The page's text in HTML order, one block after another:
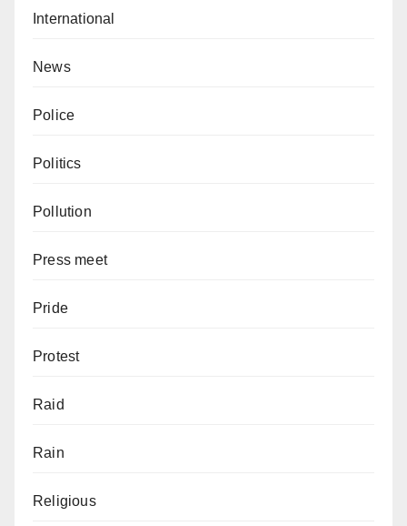
International
News
Police
Politics
Pollution
Press meet
Pride
Protest
Raid
Rain
Religious